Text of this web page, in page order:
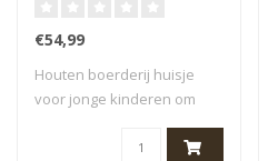
€54,99
Houten boerderij huisje
voor jonge kinderen om